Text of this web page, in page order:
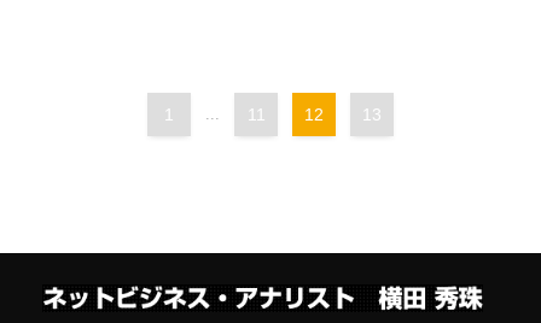
1 ... 11 12 13